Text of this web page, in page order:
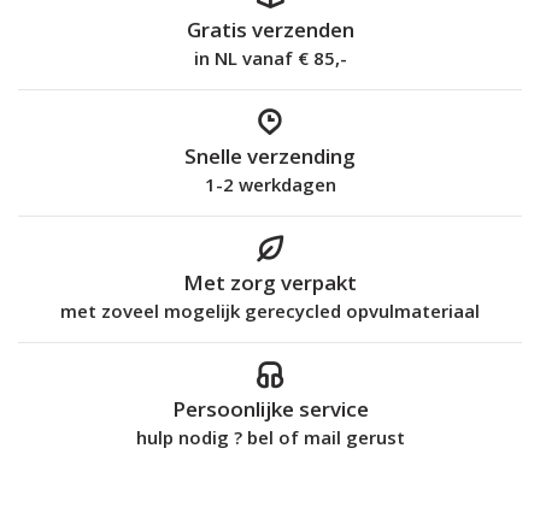
Gratis verzenden
in NL vanaf € 85,-
Snelle verzending
1-2 werkdagen
Met zorg verpakt
met zoveel mogelijk gerecycled opvulmateriaal
Persoonlijke service
hulp nodig ? bel of mail gerust